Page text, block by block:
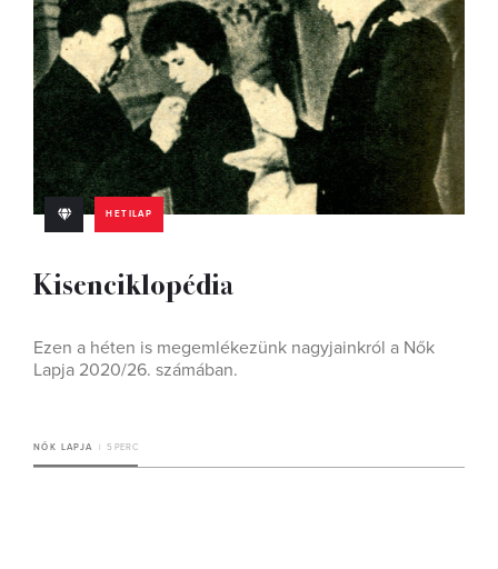
HETILAP
Kisenciklopédia
Ezen a héten is megemlékezünk nagyjainkról a Nők
Lapja 2020/26. számában.
NŐK LAPJA 5 PERC